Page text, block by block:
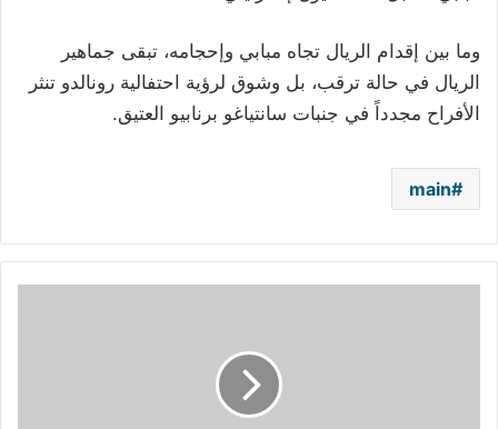
وما بين إقدام الريال تجاه مبابي وإحجامه، تبقى جماهير
الريال في حالة ترقب، بل وشوق لرؤية احتفالية رونالدو تنثر
الأفراح مجدداً في جنبات سانتياغو برنابيو العتيق.
main